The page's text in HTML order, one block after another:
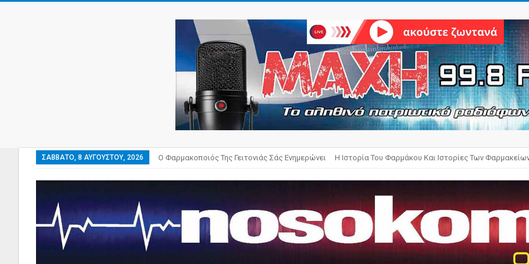
ΣΆΒΒΑΤΟ, 8 ΑΥΓΟΎΣΤΟΥ, 2026 Ο Φαρμακοποιός Της Γειτονιάς Σάς Ενημερώνει Η Ιστορία Του Φαρμάκου Και Ιστορίες Των